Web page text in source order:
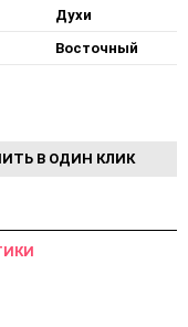
Духи
Восточный
В ОДИН КЛИК